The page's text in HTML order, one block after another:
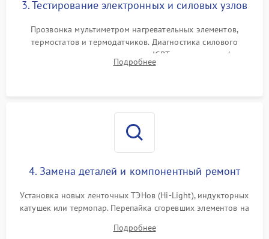
3. Тестирование электронных и силовых узлов
Прозвонка мультиметром нагревательных элементов,
термостатов и термодатчиков. Диагностика силового
модуля, реле, диодных мостов и IGBT-транзисторов (для
индукции). Проверка кранов и газ-контроля (для газовых
Подробнее
4. Замена деталей и компонентный ремонт
Установка новых ленточных ТЭНов (Hi-Light), индукторных
катушек или термопар. Перепайка сгоревших элементов на
дорожек. Очистка контактов и замена поврежденной
Подробнее